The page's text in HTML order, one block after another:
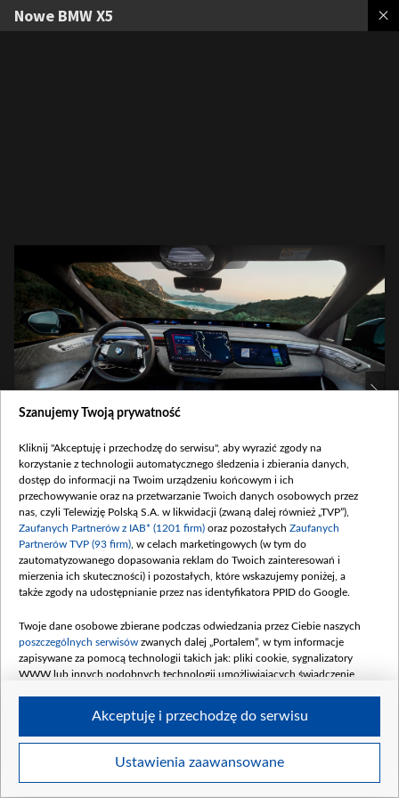
Nowe BMW X5
P90646126_highRes_bmw-x5-m60e-xdrive-0.jpg
1
Szczegóły
Szanujemy Twoją prywatność
Kliknij "Akceptuję i przechodzę do serwisu", aby wyrazić zgody na
korzystanie z technologii automatycznego śledzenia i zbierania danych,
dostęp do informacji na Twoim urządzeniu końcowym i ich
przechowywanie oraz na przetwarzanie Twoich danych osobowych przez
nas, czyli Telewizję Polską S.A. w likwidacji (zwaną dalej również „TVP”),
Zaufanych Partnerów z IAB* (1201 firm) oraz pozostałych Zaufanych
Partnerów TVP (93 firm) , w celach marketingowych (w tym do
zautomatyzowanego dopasowania reklam do Twoich zainteresowań i
mierzenia ich skuteczności) i pozostałych, które wskazujemy poniżej, a
także zgody na udostępnianie przez nas identyfikatora PPID do Google.
Twoje dane osobowe zbierane podczas odwiedzania przez Ciebie naszych
poszczególnych serwisów zwanych dalej „Portalem”, w tym informacje
zapisywane za pomocą technologii takich jak: pliki cookie, sygnalizatory
WWW lub innych podobnych technologii umożliwiających świadczenie
Twoje dane osobowe zbierane podczas odwiedzania przez Ciebie
Ustawienia zaawansowane
Akceptuję i przechodzę do serwisu